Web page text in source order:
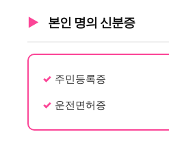
본인 명의 신분증
주민등록증
운전면허증